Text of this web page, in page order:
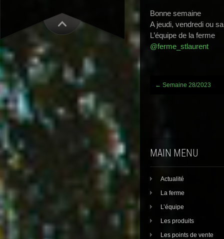
Bonne semaine
A jeudi, vendredi ou
L’équipe de la ferme
@ferme_stlaurent
Post
← Semaine 28/2023
MAIN MENU
Actualité
La ferme
L’équipe
Les produits
Les points de vente